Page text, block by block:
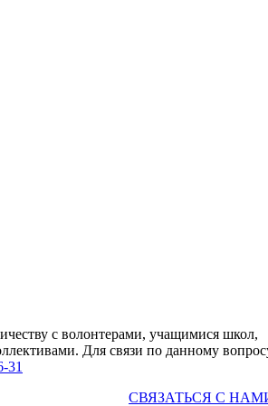
с волонтерами, учащимися школ,
Для связи по данному
31
СВЯЗАТЬСЯ С